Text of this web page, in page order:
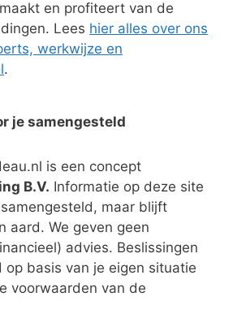
en profiteert van de
Lees hier alles over ons
werkwijze en
.
je samengesteld
is een concept
B.V. Informatie op deze site
maar blijft
aard. We geven geen
advies. Beslissingen
op basis van je eigen situatie
voorwaarden van de